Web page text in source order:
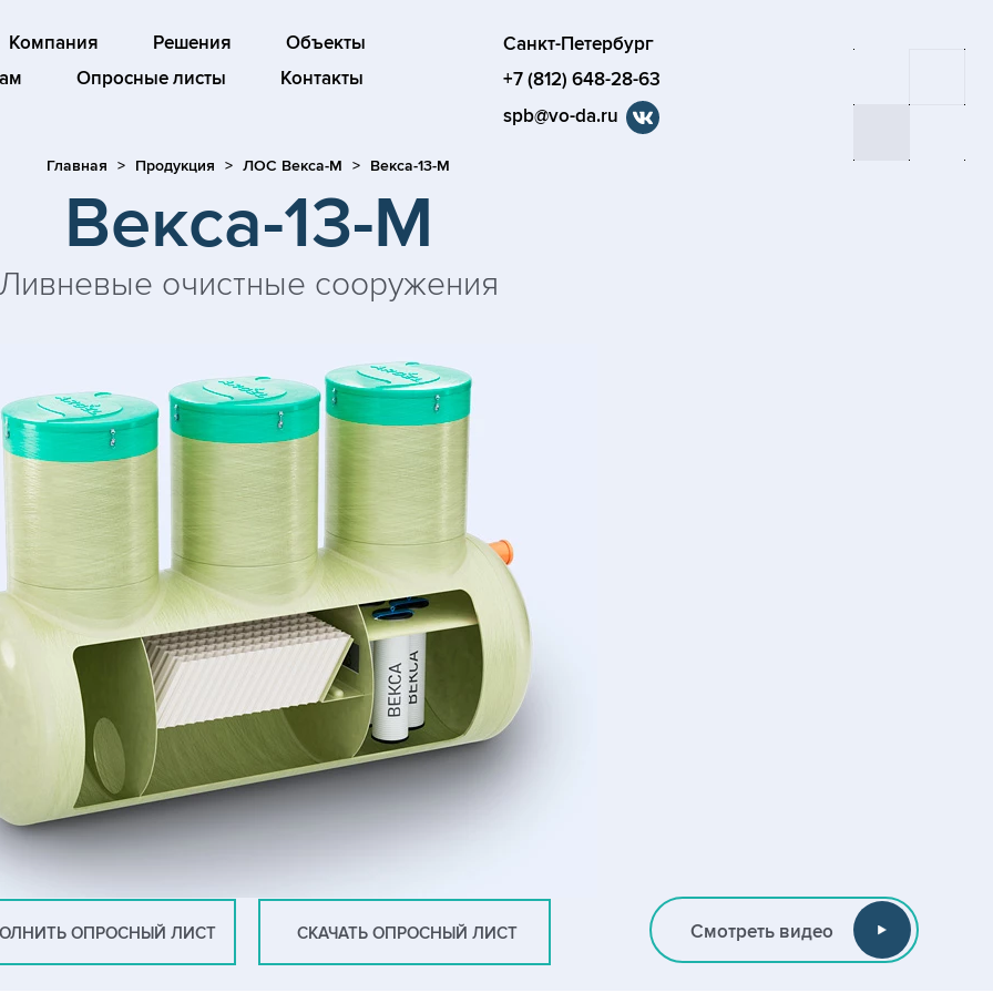
Компания Решения
Объекты
Опросные листы Контакты
Санкт-Петербург
+7 (812) 648-28-63
spb@vo-da.ru
Главная Продукция ЛОС Векса-М Векса-13-М
Векса-13-М
очистные сооружения
ОПРОСНЫЙ ЛИСТ СКАЧАТЬ ОПРОСНЫЙ ЛИСТ Смотреть видео